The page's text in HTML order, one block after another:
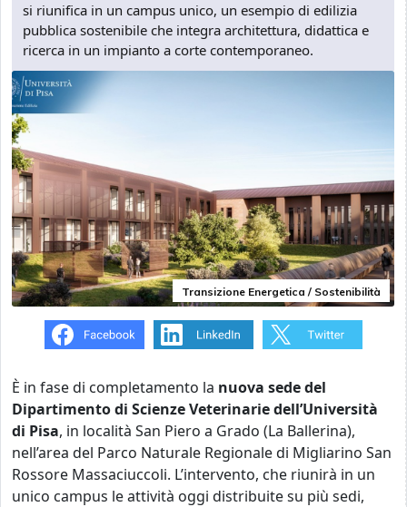
si riunifica in un campus unico, un esempio di edilizia
pubblica sostenibile che integra architettura, didattica e
ricerca in un impianto a corte contemporaneo.
Transizione Energetica / Sostenibilità
È in fase di completamento la nuova sede del
Dipartimento di Scienze Veterinarie dell’Università
di Pisa, in località San Piero a Grado (La Ballerina),
nell’area del Parco Naturale Regionale di Migliarino San
Rossore Massaciuccoli. L’intervento, che riunirà in un
unico campus le attività oggi distribuite su più sedi,